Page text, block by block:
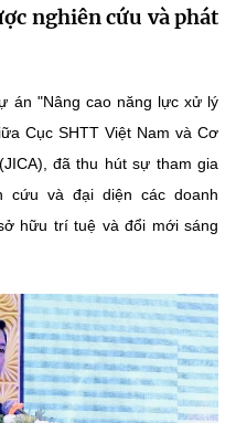
lượng
thảo VBQPPL
lượng
nghiên cứu và phát
án "Nâng cao năng lực xử lý
Cục SHTT Việt Nam và Cơ
đã thu hút sự tham gia
cứu và đại diện các doanh
hữu trí tuệ và đổi mới sáng